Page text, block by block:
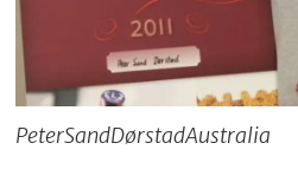
PeterSandDørstadAustralia